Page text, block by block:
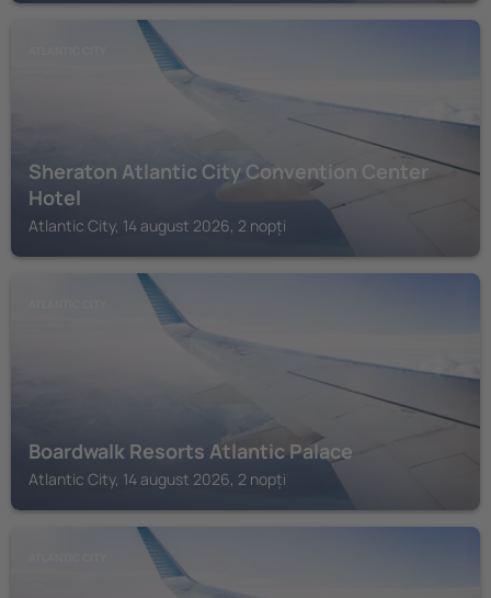
Sheraton Atlantic City Convention Center
Hotel
Atlantic City, 14 august 2026, 2 nopți
Boardwalk Resorts Atlantic Palace
Atlantic City, 14 august 2026, 2 nopți